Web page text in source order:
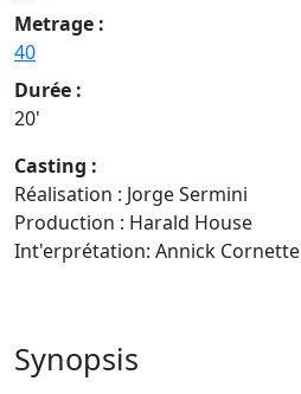
Metrage :
40
Durée :
20'
Casting :
Réalisation : Jorge Sermini
Production : Harald House
Int'erprétation: Annick Cornette
Synopsis